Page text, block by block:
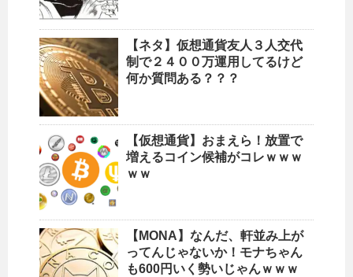
【ネタ】仮想通貨友人３人交代
制で２４００万運用してるけど
何か質問ある？？？
【仮想通貨】おまえら！放置で
増えるコイン候補がコレｗｗｗ
ｗｗ
【MONA】なんだ、軒並み上が
ってんじゃないか！モナちゃん
も600円いく勢いじゃんｗｗｗ